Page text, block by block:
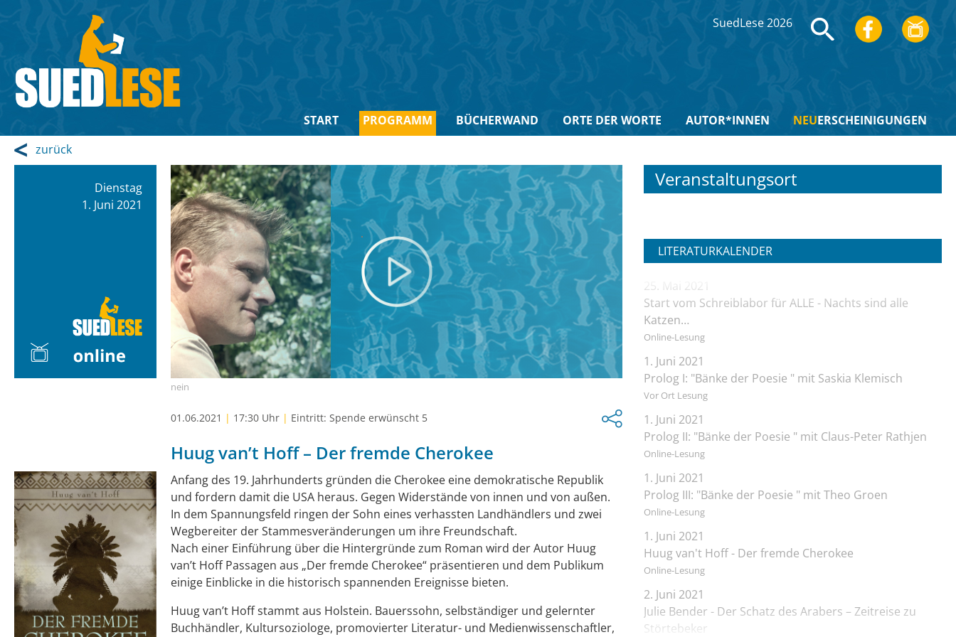
START PROGRAMM BÜCHERWAND ORTE DER WORTE AUTOR*INNEN NEUERSCHEINIGUNGEN
SuedLese 2026
zurück
Dienstag
1. Juni 2021
nein
01.06.2021 | 17:30 Uhr | Eintritt: Spende erwünscht 5
Huug van’t Hoff – Der fremde Cherokee
Anfang des 19. Jahrhunderts gründen die Cherokee eine demokratische Republik
und fordern damit die USA heraus. Gegen Widerstände von innen und von außen.
In dem Spannungsfeld ringen der Sohn eines verhassten Landhändlers und zwei
Wegbereiter der Stammesveränderungen um ihre Freundschaft.
Nach einer Einführung über die Hintergründe zum Roman wird der Autor Huug
van’t Hoff Passagen aus „Der fremde Cherokee“ präsentieren und dem Publikum
einige Einblicke in die historisch spannenden Ereignisse bieten.
Huug van’t Hoff stammt aus Holstein. Bauerssohn, selbständiger und gelernter
Buchhändler, Kultursoziologe, promovierter Literatur- und Medienwissenschaftler,
Veranstaltungsort
LITERATURKALENDER
25. Mai 2021
Start vom Schreiblabor für ALLE - Nachts sind alle
Katzen…
Online-Lesung
1. Juni 2021
Prolog I: "Bänke der Poesie " mit Saskia Klemisch
Vor Ort Lesung
1. Juni 2021
Prolog II: "Bänke der Poesie " mit Claus-Peter Rathjen
Online-Lesung
1. Juni 2021
Prolog III: "Bänke der Poesie " mit Theo Groen
Online-Lesung
1. Juni 2021
Huug van't Hoff - Der fremde Cherokee
Online-Lesung
2. Juni 2021
Julie Bender - Der Schatz des Arabers – Zeitreise zu
Störtebeker